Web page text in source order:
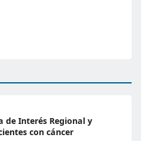
de Interés Regional y
con cáncer